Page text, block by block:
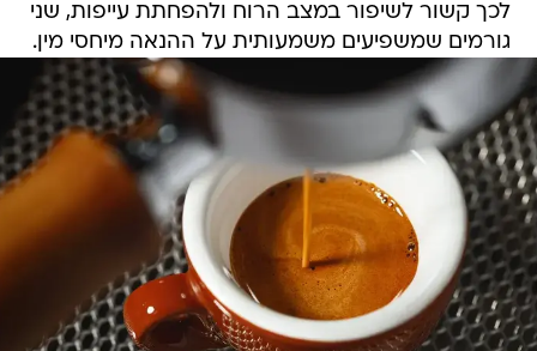
לכך קשור לשיפור במצב הרוח ולהפחתת עייפות, שני
גורמים שמשפיעים משמעותית על ההנאה מיחסי מין.